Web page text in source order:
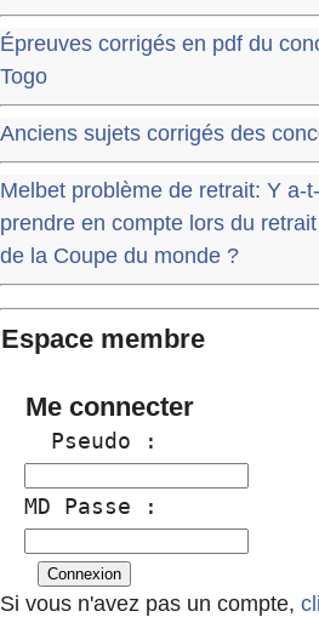
Épreuves corrigés en pdf du
Togo
Anciens sujets corrigés des
Melbet problème de retrait: Y a-
prendre en compte lors du
de la Coupe du monde ?
Espace membre
Me connecter
  Pseudo :
MD Passe :
Si vous n'avez pas un compte,